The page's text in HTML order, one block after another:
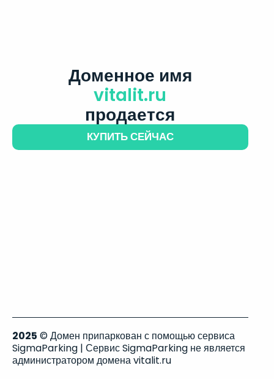
Доменное имя
vitalit.ru
продается
КУПИТЬ СЕЙЧАС
2025 © Домен припаркован с помощью сервиса
SigmaParking | Сервис SigmaParking не является
администратором домена vitalit.ru